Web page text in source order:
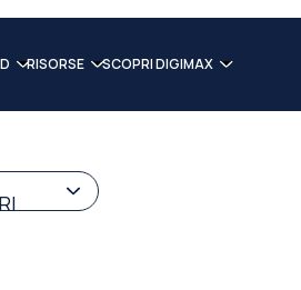
RISORSE SCOPRI DIGIMAX